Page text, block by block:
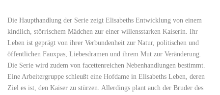
Die Haupthandlung der Serie zeigt Elisabeths Entwicklung von einem
kindlich, störrischem Mädchen zur einer willensstarken Kaiserin. Ihr
Leben ist geprägt von ihrer Verbundenheit zur Natur, politischen und
öffentlichen Fauxpas, Liebesdramen und ihrem Mut zur Veränderung.
Die Serie wird zudem von facettenreichen Nebenhandlungen bestimmt.
Eine Arbeitergruppe schleußt eine Hofdame in Elisabeths Leben, deren
Ziel es ist, den Kaiser zu stürzen. Allerdings plant auch der Bruder des